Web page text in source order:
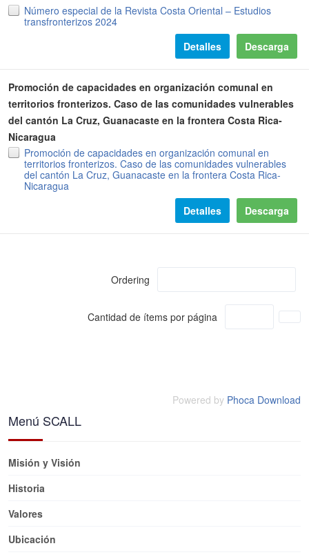
Número especial de la Revista Costa Oriental – Estudios
transfronterizos 2024
Descarga
Detalles
Promoción de capacidades en organización comunal en
territorios fronterizos. Caso de las comunidades vulnerables
del cantón La Cruz, Guanacaste en la frontera Costa Rica-
Nicaragua
Promoción de capacidades en organización comunal en
territorios fronterizos. Caso de las comunidades vulnerables
del cantón La Cruz, Guanacaste en la frontera Costa Rica-
Nicaragua
Descarga
Detalles
Ordering
Cantidad de ítems por página
Powered by Phoca Download
Menú SCALL
Misión y Visión
Historia
Valores
Ubicación